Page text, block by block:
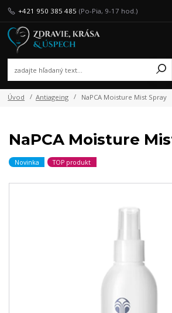
+421 950 385 485 (Po-Pia, 9-17 hod.)
Úvod Antiageing NaPCA Moisture Mist Spray
NaPCA Moisture
Novinka TOP produkt